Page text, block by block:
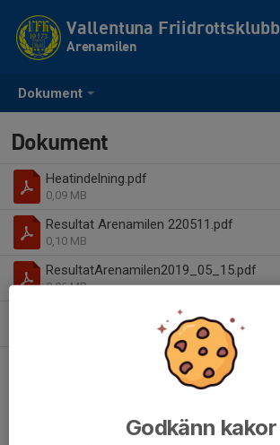
Dokument
Vallentuna Friidrottsklubb
Arenamilen
Dokument
Heatindelning.pdf
0,09 MB
Resultat Arenamilen 220511.pdf
0,10 MB
ResultatArenamilen2019_05_15.pdf
0,06 MB
| Aktuell skolista 230203
Godkänn kakor